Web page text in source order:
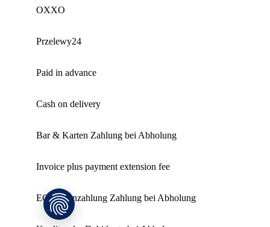
OXXO
Przelewy24
Paid in advance
Cash on delivery
Bar & Karten Zahlung bei Abholung
Invoice plus payment extension fee
EC Kartenzahlung Zahlung bei Abholung